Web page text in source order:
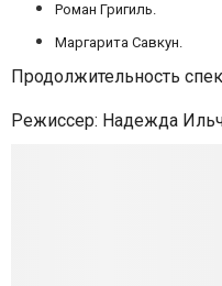
Роман Григиль.
Маргарита Савкун.
Продолжительность
Режиссер: Надежда